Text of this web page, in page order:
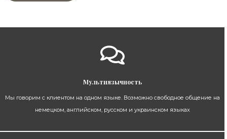
Мультиязычность
Мы говорим с клиентом на одном языке. Возможно свободное общение на
немецком, английском, русском и украинском языках